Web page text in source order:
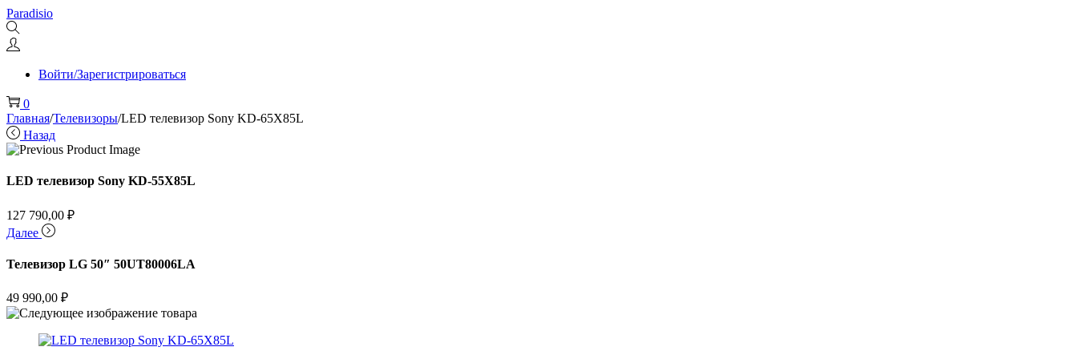
Перейти
к
навигации
Перейти
к
содержимому
Paradisio
Войти/Зарегистрироваться
0
Главная/Телевизоры/LED телевизор Sony KD-65X85L
Назад
LED телевизор Sony KD-55X85L
127 790,00 ₽
Далее
Телевизор LG 50″ 50UT80006LA
49 990,00 ₽